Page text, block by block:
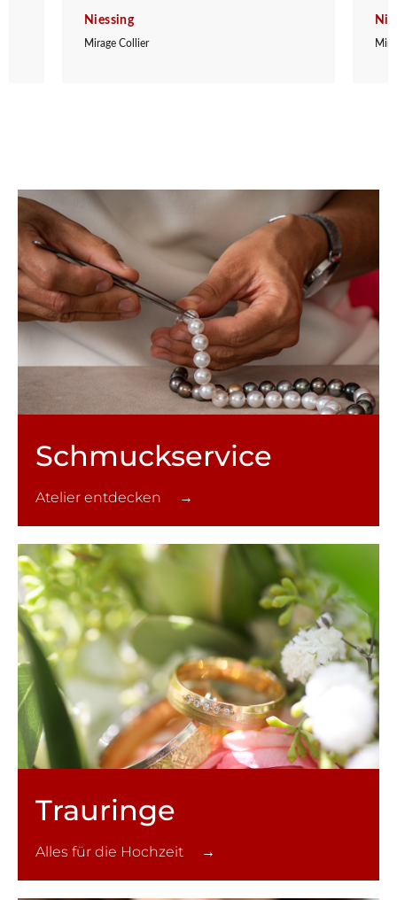
Niessing
Mirage Collier
Schmuck­service
Atelier entdecken →
Trauringe
Alles für die Hochzeit →